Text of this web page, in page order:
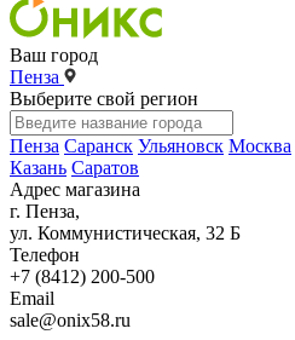
Ваш город
Пенза
Выберите свой регион
Пенза Саранск Ульяновск Москва
Казань Саратов
Адрес магазина
г. Пенза,
ул. Коммунистическая, 32 Б
Телефон
+7 (8412) 200-500
Email
sale@onix58.ru